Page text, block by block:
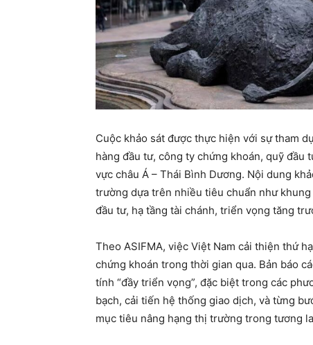
Cuộc khảo sát được thực hiện với sự tham
hàng đầu tư, công ty chứng khoán, quỹ đầu
vực châu Á – Thái Bình Dương. Nội dung
trường dựa trên nhiều tiêu chuẩn như
đầu tư, hạ tầng tài chánh, triển vọng tăng
Theo ASIFMA, việc Việt Nam cải thiện thứ
chứng khoán trong thời gian qua. Bản báo
tính “đầy triển vọng”, đặc biệt trong các
bạch, cải tiến hệ thống giao dịch, và từng
mục tiêu nâng hạng thị trường trong tương